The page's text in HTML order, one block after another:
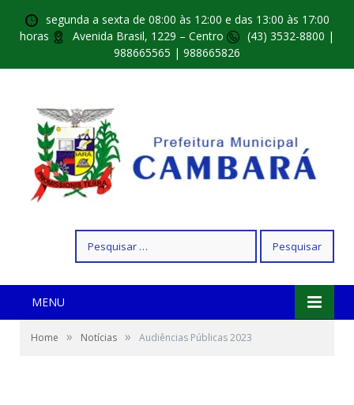
segunda a sexta de 08:00 às 12:00 e das 13:00 às 17:00
horas
Avenida Brasil, 1229 – Centro
(43) 3532-8800 |
988665565 | 988665826
por:
MENU
Home » Notícias » Audiências Públicas 2023